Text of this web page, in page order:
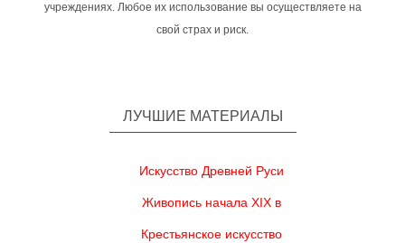
учреждениях. Любое их использование вы осуществляете на
свой страх и риск.
ЛУЧШИЕ МАТЕРИАЛЫ
Искусство Древней Руси
Живопись начала XIX в
Крестьянское искусство